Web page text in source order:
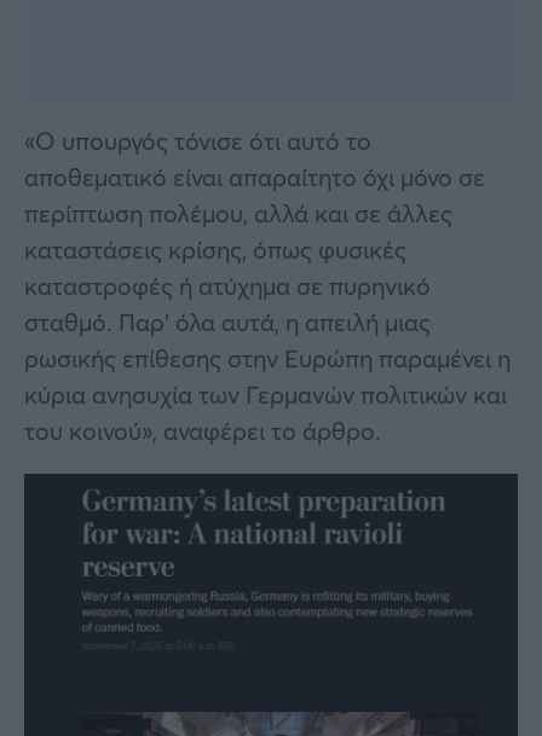
«Ο υπουργός τόνισε ότι αυτό το
αποθεματικό είναι απαραίτητο όχι μόνο σε
περίπτωση πολέμου, αλλά και σε άλλες
καταστάσεις κρίσης, όπως φυσικές
καταστροφές ή ατύχημα σε πυρηνικό
σταθμό. Παρ’ όλα αυτά, η απειλή μιας
ρωσικής επίθεσης στην Ευρώπη παραμένει η
κύρια ανησυχία των Γερμανών πολιτικών και
του κοινού», αναφέρει το άρθρο.